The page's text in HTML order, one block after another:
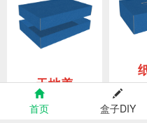
天地盖
首页 盒子DIY